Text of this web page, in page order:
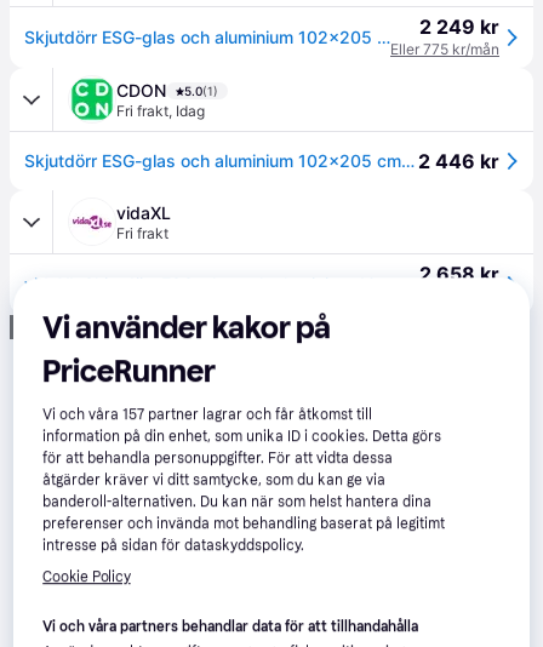
Skjutdörr ESG-glas och aluminium 102x205 cm svart 2 249 kr
Eller 775 kr/mån
CDON 5.0(1)
Fri frakt, Idag
Skjutdörr ESG-glas och aluminium 102x205 cm svart 2 446 kr
vidaXL
Fri frakt
2 658 kr
Annons
Vi använder kakor på
PriceRunner
Vi och våra157 partner lagrar och får åtkomst till
information på din enhet, som unika ID i cookies. Detta görs
för att behandla personuppgifter. För att vidta dessa
åtgärder kräver vi ditt samtycke, som du kan ge via
banderoll-alternativen. Du kan när som helst hantera dina
preferenser och invända mot behandling baserat på legitimt
intresse på sidan för dataskyddspolicy.
Cookie Policy
Vi och våra partners behandlar data för att tillhandahålla